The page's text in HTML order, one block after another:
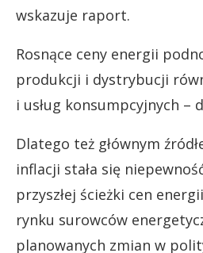
wskazuje raport.
Rosnące ceny energii
produkcji i dystrybucji
i usług konsumpcyjnych –
Dlatego też głównym
inflacji stała się
przyszłej ścieżki cen
rynku surowców
planowanych zmian w